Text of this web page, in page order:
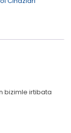
bizimle irtibata